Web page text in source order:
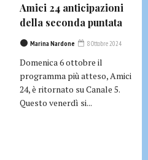
Amici 24 anticipazioni
della seconda puntata
Marina Nardone 8 Ottobre 2024
Domenica 6 ottobre il
programma più atteso, Amici
24, è ritornato su Canale 5.
Questo venerdì si...